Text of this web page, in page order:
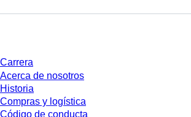
Carrera
Acerca de nosotros
Historia
Compras y logística
Código de conducta